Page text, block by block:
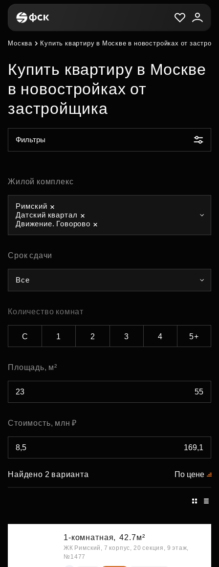
Москва Купить квартиру в Москве в новостройках от
Купить квартиру в Москве
в новостройках от
застройщика
Фильтры
Жилой комплекс
Римский
Датский квартал
Движение. Говорово
Срок сдачи
Все
Количество комнат
С 1 2 3 4 5+
Площадь, м²
Стоимость, млн ₽
Найдено 2 варианта По цене
1-комнатная, 42.7м²
ЖК Римский, 7 корпус, 20 секция, 9 этаж,
№1477